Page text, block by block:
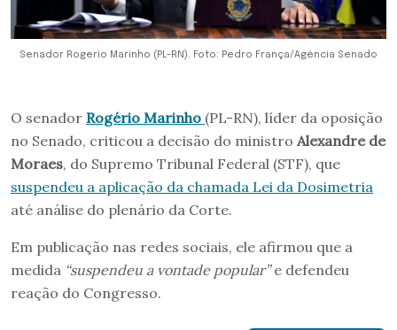
Senador Rogerio Marinho (PL-RN). Foto: Pedro França/Agência Senado
O senador Rogério Marinho (PL-RN), líder da oposição
no Senado, criticou a decisão do ministro Alexandre de
Moraes, do Supremo Tribunal Federal (STF), que
suspendeu a aplicação da chamada Lei da Dosimetria
até análise do plenário da Corte.
Em publicação nas redes sociais, ele afirmou que a
medida “suspendeu a vontade popular”e defendeu
reação do Congresso.